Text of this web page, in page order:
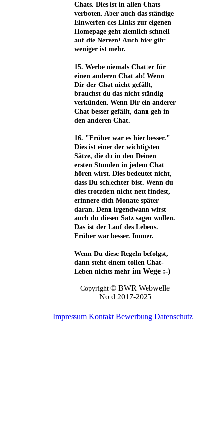
Chats. Dies ist in allen Chats
verboten. Aber auch das ständige
Einwerfen des Links zur eigenen
Homepage geht ziemlich schnell
auf die Nerven! Auch hier gilt:
weniger ist mehr.
15. Werbe niemals Chatter für
einen anderen Chat ab! Wenn
Dir der Chat nicht gefällt,
brauchst du das nicht ständig
verkünden. Wenn Dir ein anderer
Chat besser gefällt, dann geh in
den anderen Chat.
16. "Früher war es hier besser."
Dies ist einer der wichtigsten
Sätze, die du in den Deinen
ersten Stunden in jedem Chat
hören wirst. Dies bedeutet nicht,
dass Du schlechter bist. Wenn du
dies trotzdem nicht nett findest,
erinnere dich Monate später
daran. Denn irgendwann wirst
auch du diesen Satz sagen wollen.
Das ist der Lauf des Lebens.
Früher war besser. Immer.
Wenn Du diese Regeln befolgst,
dann steht einem tollen Chat-
Leben nichts mehr im Wege :-)
Copyright © BWR Webwelle
Nord 2017-2025
Impressum Kontakt Bewerbung Datenschutz